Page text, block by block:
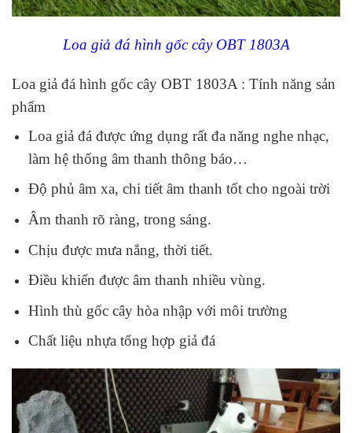
Loa giả đá hình gốc cây OBT 1803A
Loa giả đá hình gốc cây OBT 1803A : Tính năng sản
phẩm
Loa giả đá được ứng dụng rất đa năng nghe nhạc,
làm hệ thống âm thanh thông báo…
Độ phủ âm xa, chi tiết âm thanh tốt cho ngoài trời
Âm thanh rõ ràng, trong sáng.
Chịu được mưa nắng, thời tiết.
Điều khiển được âm thanh nhiều vùng.
Hình thù gốc cây hòa nhập với môi trường
Chất liệu nhựa tổng hợp giả đá